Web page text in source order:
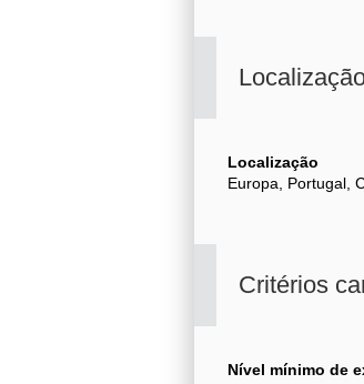
Localização
Europa, Portugal,
Critérios
Nível mínimo de